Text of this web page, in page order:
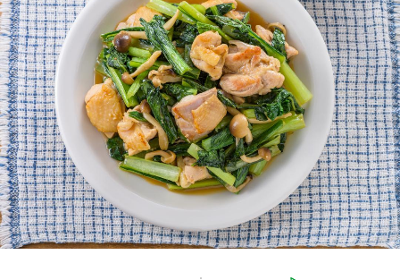
酢 調味酢
お酢ドリンク ぽん酢
みりん風・料理酒 鍋用調味料
つゆ たれ
新商品一覧
キャンペーン情報
ブランド・スペシャルサイト
ブランド・スペシャルサイト トップ
商品ブランドサイト
Fibee（ファイビー）
くらしプラ酢
企業情報
国内事業概要